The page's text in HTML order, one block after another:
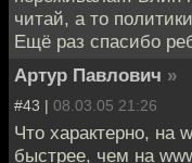
читай, а то
Ещё раз спасибо
Артур Павлович »
#43 | 08.03.05 21:26
Что характерно, на
быстрее, чем на